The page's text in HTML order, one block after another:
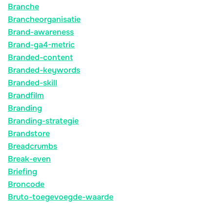
Branche
Brancheorganisatie
Brand-awareness
Brand-ga4-metric
Branded-content
Branded-keywords
Branded-skill
Brandfilm
Branding
Branding-strategie
Brandstore
Breadcrumbs
Break-even
Briefing
Broncode
Bruto-toegevoegde-waarde